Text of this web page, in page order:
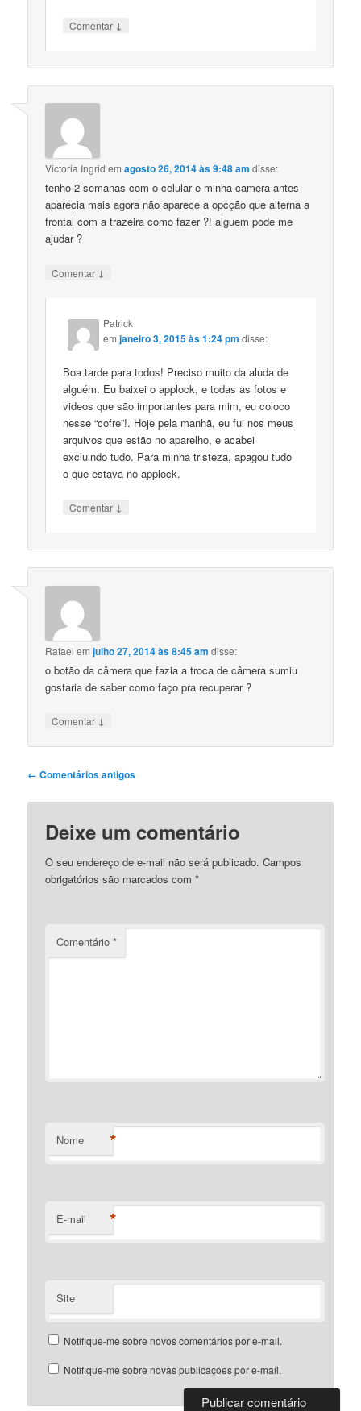
Comentar ↓
Victoria Ingrid emagosto 26, 2014 às 9:48 am disse:
tenho 2 semanas com o celular e minha camera antes
aparecia mais agora não aparece a opcção que alterna a
frontal com a trazeira como fazer ?! alguem pode me
ajudar ?
Comentar ↓
Patrick
emjaneiro 3, 2015 às 1:24 pm disse:
Boa tarde para todos! Preciso muito da aluda de
alguém. Eu baixei o applock, e todas as fotos e
videos que são importantes para mim, eu coloco
nesse “cofre”!. Hoje pela manhã, eu fui nos meus
arquivos que estão no aparelho, e acabei
excluindo tudo. Para minha tristeza, apagou tudo
o que estava no applock.
Comentar ↓
Rafael emjulho 27, 2014 às 8:45 am disse:
o botão da câmera que fazia a troca de câmera sumiu
gostaria de saber como faço pra recuperar ?
Comentar ↓
Navegação
comentários
← Comentários antigos
Deixe um comentário
O seu endereço de e-mail não será publicado. Campos
obrigatórios são marcados com*
Comentário*
Nome *
E-mail *
Site
Notifique-me sobre novos comentários por e-mail.
Notifique-me sobre novas publicações por e-mail.